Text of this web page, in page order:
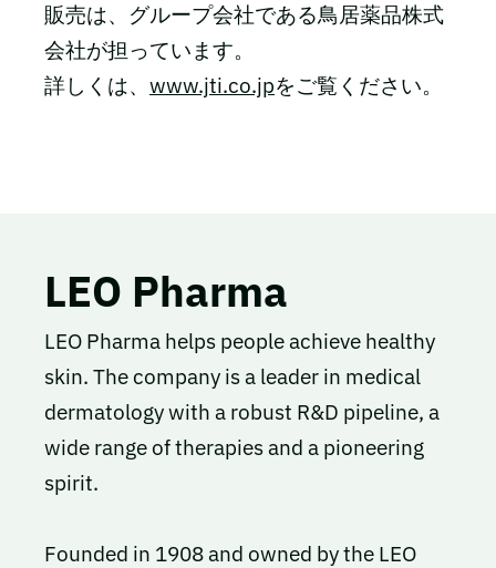
販売は、グループ会社である鳥居薬品株式
会社が担っています。
詳しくは、 www.jti.co.jpをご覧ください。
LEO Pharma
LEO Pharma helps people achieve healthy
skin. The company is a leader in medical
dermatology with a robust R&D pipeline, a
wide range of therapies and a pioneering
spirit.
Founded in 1908 and owned by the LEO